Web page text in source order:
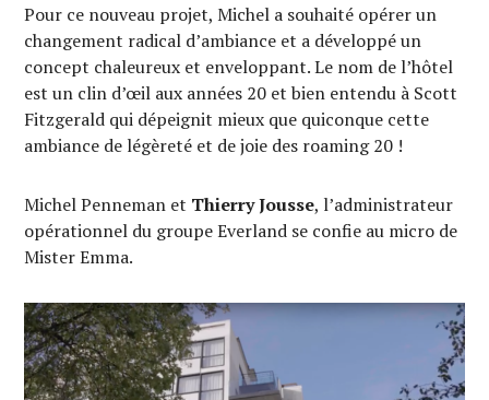
Pour ce nouveau projet, Michel a souhaité opérer un
changement radical d’ambiance et a développé un
concept chaleureux et enveloppant. Le nom de l’hôtel
est un clin d’œil aux années 20 et bien entendu à Scott
Fitzgerald qui dépeignit mieux que quiconque cette
ambiance de légèreté et de joie des roaming 20 !
Michel Penneman et Thierry Jousse, l’administrateur
opérationnel du groupe Everland se confie au micro de
Mister Emma.